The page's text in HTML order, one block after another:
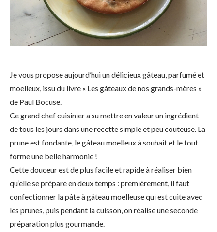
Je vous propose aujourd’hui un délicieux gâteau, parfumé et
moelleux, issu du livre « Les gâteaux de nos grands-mères »
de Paul Bocuse.
Ce grand chef cuisinier a su mettre en valeur un ingrédient
de tous les jours dans une recette simple et peu couteuse. La
prune est fondante, le gâteau moelleux à souhait et le tout
forme une belle harmonie !
Cette douceur est de plus facile et rapide à réaliser bien
qu’elle se prépare en deux temps : premièrement, il faut
confectionner la pâte à gâteau moelleuse qui est cuite avec
les prunes, puis pendant la cuisson, on réalise une seconde
préparation plus gourmande.